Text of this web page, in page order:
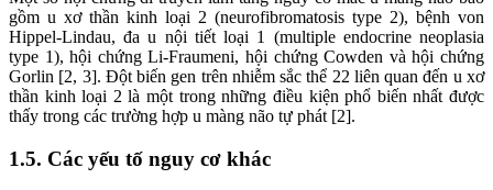
gồm u xơ thần kinh loại 2 (neurofibromatosis type 2), bệnh von
Hippel-Lindau, đa u nội tiết loại 1 (multiple endocrine neoplasia
type 1), hội chứng Li-Fraumeni, hội chứng Cowden và hội chứng
Gorlin [2, 3]. Đột biến gen trên nhiễm sắc thể 22 liên quan đến u xơ
thần kinh loại 2 là một trong những điều kiện phổ biến nhất được
thấy trong các trường hợp u màng não tự phát [2].
1.5. Các yếu tố nguy cơ khác